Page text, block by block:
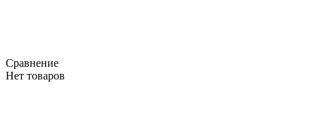
Сравнение
Нет товаров